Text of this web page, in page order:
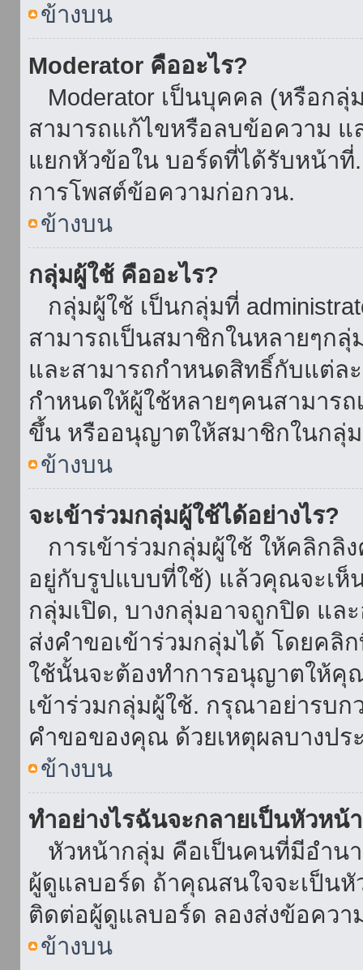
ข้างบน
Moderator คืออะไร?
Moderator เป็นบุคคล (หรือก
สามารถแก้ไขหรือลบข้อความ แ
แยกหัวข้อใน บอร์ดที่ได้รับหน้าที่
การโพสต์ข้อความก่อกวน.
ข้างบน
กลุ่มผู้ใช้ คืออะไร?
กลุ่มผู้ใช้ เป็นกลุ่มที่
สามารถเป็นสมาชิกในหลายๆก
และสามารถกำหนดสิทธิ์กับแต่ล
กำหนดให้ผู้ใช้หลายๆคนสามารถ
ขึ้น หรืออนุญาตให้สมาชิกในกลุ่ม
ข้างบน
จะเข้าร่วมกลุ่มผู้ใช้ได้อย่างไร?
การเข้าร่วมกลุ่มผู้ใช้ ให้คลิก
อยู่กับรูปแบบที่ใช้) แล้วคุณจะเห็
กลุ่มเปิด, บางกลุ่มอาจถูกปิด แ
ส่งคำขอเข้าร่วมกลุ่มได้ โดยคลิ
ใช้นั้นจะต้องทำการอนุญาตให้คุ
เข้าร่วมกลุ่มผู้ใช้. กรุณาอย่ารบก
คำขอของคุณ ด้วยเหตุผลบางปร
ข้างบน
ทำอย่างไรฉันจะกลายเป็นหัวหน้
หัวหน้ากลุ่ม คือเป็นคนที่มีอำนา
ผู้ดูแลบอร์ด ถ้าคุณสนใจจะเป็น
ติดต่อผู้ดูแลบอร์ด ลองส่งข้อคว
ข้างบน